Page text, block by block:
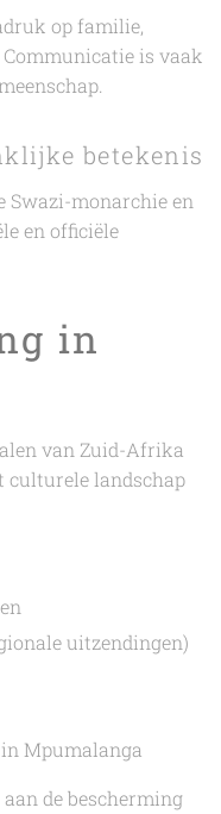
op familie,
is vaak
betekenis
Swazi-monarchie en
en officiële
in
van Zuid-Afrika
culturele landschap
uitzendingen)
Mpumalanga
de bescherming